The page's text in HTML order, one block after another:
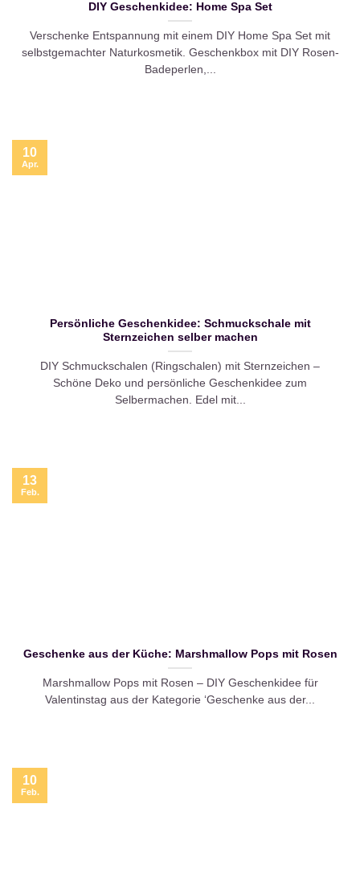
DIY Geschenkidee: Home Spa Set
Verschenke Entspannung mit einem DIY Home Spa Set mit
selbstgemachter Naturkosmetik. Geschenkbox mit DIY Rosen-
Badeperlen,...
Persönliche Geschenkidee: Schmuckschale mit
Sternzeichen selber machen
DIY Schmuckschalen (Ringschalen) mit Sternzeichen –
Schöne Deko und persönliche Geschenkidee zum
Selbermachen. Edel mit...
10
Apr.
Geschenke aus der Küche: Marshmallow Pops mit Rosen
Marshmallow Pops mit Rosen – DIY Geschenkidee für
Valentinstag aus der Kategorie ‘Geschenke aus der...
13
Feb.
10
Feb.